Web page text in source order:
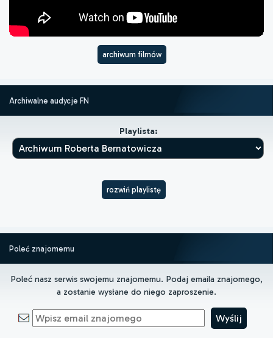
archiwum filmów
Archiwalne audycje FN
Playlista:
rozwiń playlistę
Poleć znajomemu
Poleć nasz serwis swojemu znajomemu. Podaj emaila znajomego,
a zostanie wysłane do niego zaproszenie.